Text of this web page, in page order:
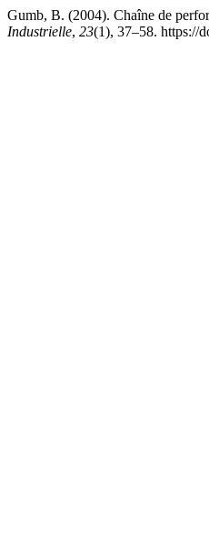
Gumb, B. (2004). Chaîne de
Industrielle, 23(1), 37–58. https://